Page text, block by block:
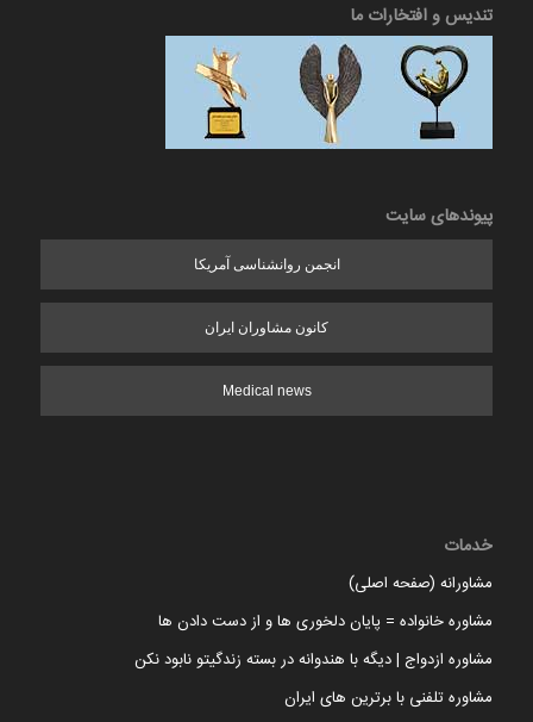
تندیس و افتخارات ما
پیوندهای سایت
انجمن روانشناسی آمریکا
کانون مشاوران ایران
Medical news
خدمات
مشاورانه (صفحه اصلی)
مشاوره خانواده = پایان دلخوری ها و از دست دادن ها
مشاوره ازدواج | دیگه با هندوانه در بسته زندگیتو نابود نکن
مشاوره تلفنی با برترین های ایران